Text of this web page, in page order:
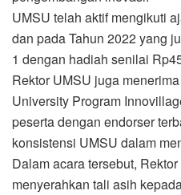
UMSU telah aktif mengikuti
dan pada Tahun 2022 yang
1 dengan hadiah senilai
Rektor UMSU juga
University Program
peserta dengan endorser
konsistensi UMSU dalam
Dalam acara tersebut,
menyerahkan tali asih